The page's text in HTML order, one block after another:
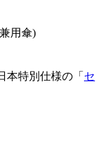
用傘)
本特別仕様の「 セ